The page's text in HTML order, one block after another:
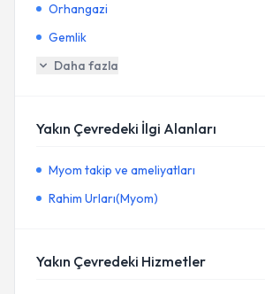
Orhangazi
Gemlik
Daha fazla
Yakın Çevredeki İlgi Alanları
Myom takip ve ameliyatları
Rahim Urları(Myom)
Yakın Çevredeki Hizmetler